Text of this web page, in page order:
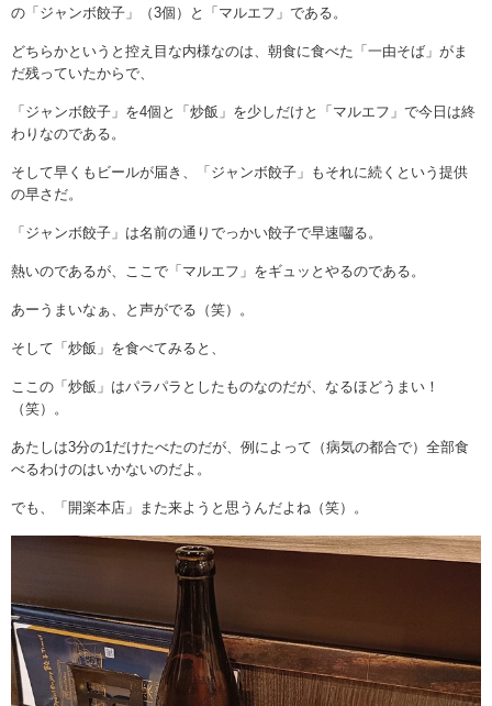
の「ジャンボ餃子」（3個）と「マルエフ」である。
どちらかというと控え目な内様なのは、朝食に食べた「一由そば」がま
だ残っていたからで、
「ジャンボ餃子」を4個と「炒飯」を少しだけと「マルエフ」で今日は終
わりなのである。
そして早くもビールが届き、「ジャンボ餃子」もそれに続くという提供
の早さだ。
「ジャンボ餃子」は名前の通りでっかい餃子で早速囓る。
熱いのであるが、ここで「マルエフ」をギュッとやるのである。
あーうまいなぁ、と声がでる（笑）。
そして「炒飯」を食べてみると、
ここの「炒飯」はパラパラとしたものなのだが、なるほどうまい！
（笑）。
あたしは3分の1だけたべたのだが、例によって（病気の都合で）全部食
べるわけのはいかないのだよ。
でも、「開楽本店」また来ようと思うんだよね（笑）。